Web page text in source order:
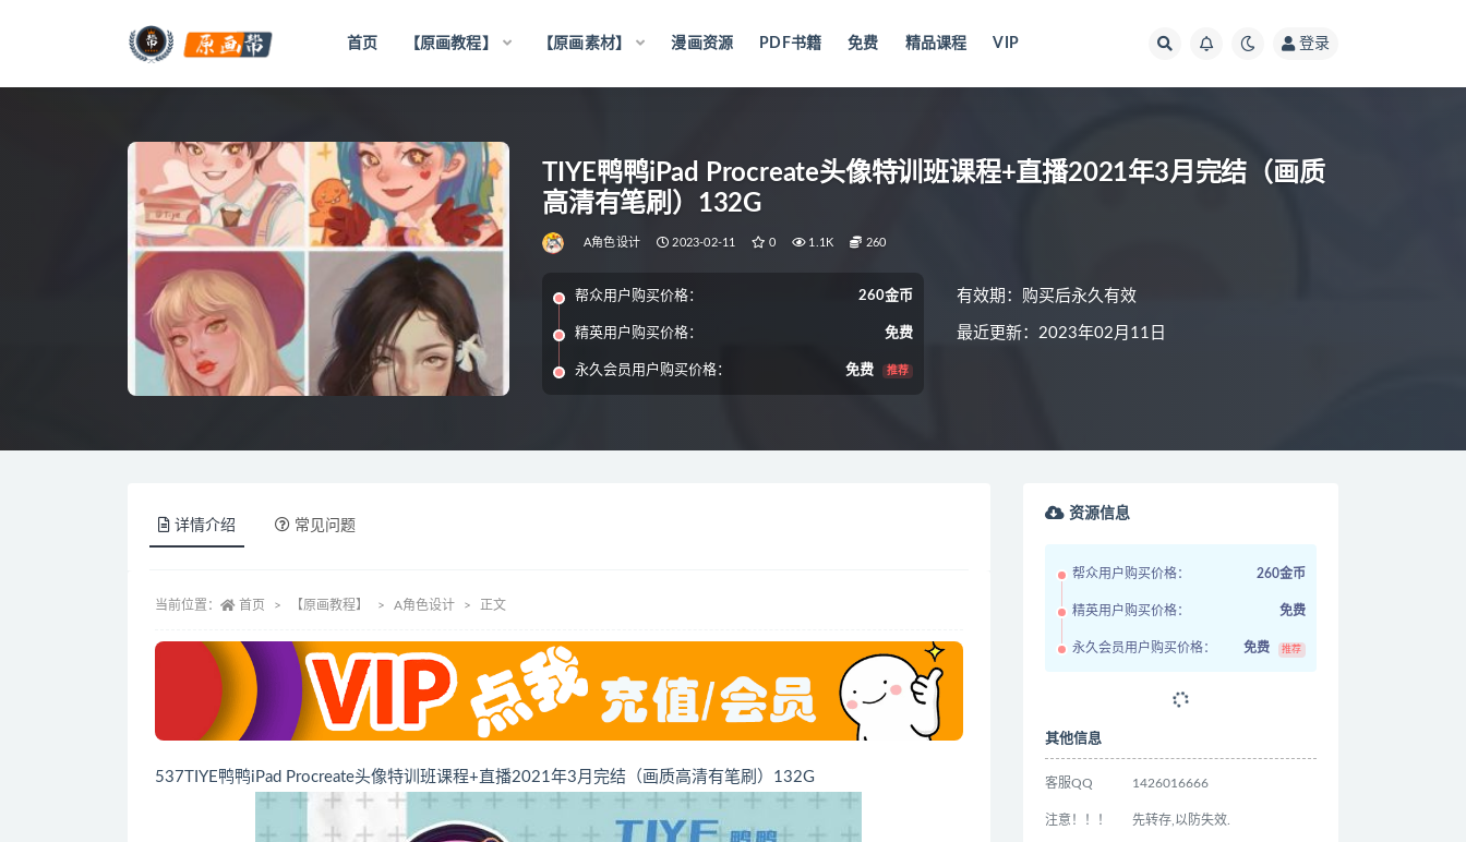
首页 【原画教程】 【原画素材】 漫画资源 PDF书籍 免费 精品课程 VIP 登录
TIYE鸭鸭iPad Procreate头像特训班课程+直播2021年3月完结（画质
高清有笔刷）132G
A角色设计 2023-02-11 0 1.1K 260
帮众用户购买价格： 260金币
精英用户购买价格： 免费
永久会员用户购买价格： 免费 推荐
有效期：购买后永久有效
最近更新：2023年02月11日
详情介绍 常见问题
当前位置： 首页 【原画教程】 A角色设计 正文
537TIYE鸭鸭iPad Procreate头像特训班课程+直播2021年3月完结（画质高清有笔刷）132G
资源信息
帮众用户购买价格： 260金币
精英用户购买价格： 免费
永久会员用户购买价格： 免费 推荐
其他信息
客服QQ 1426016666
注意！！！ 先转存,以防失效.